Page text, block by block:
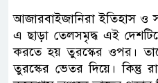
আজারবাইজানিরা ইতিহাস ও
এ ছাড়া তেলসমৃদ্ধ এই
করতে হয় তুরস্কের ওপর।
তুরস্কের ভেতর দিয়ে। কিন্তু